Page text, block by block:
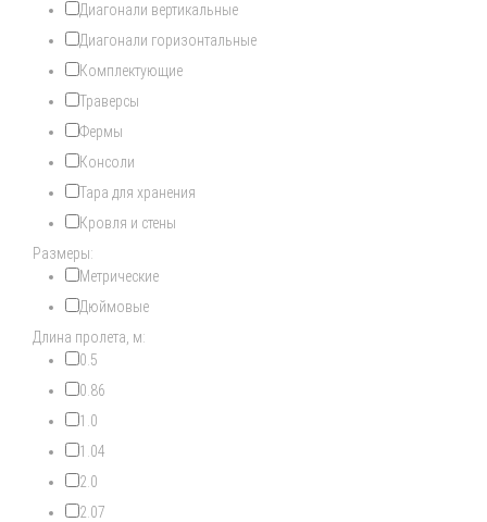
Диагонали вертикальные
Диагонали горизонтальные
Комплектующие
Траверсы
Фермы
Консоли
Тара для хранения
Кровля и стены
Размеры:
Метрические
Дюймовые
Длина пролета, м:
0.5
0.86
1.0
1.04
2.0
2.07